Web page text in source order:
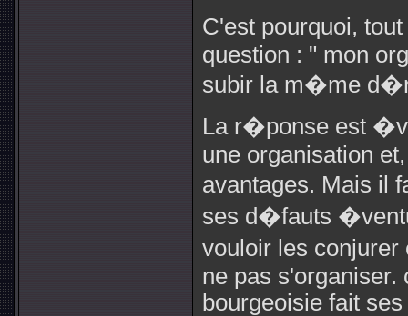
C'est pourquoi,
question : " mon
subir la m�me
La r�ponse est
une organisation
avantages. Mais il
ses d�fauts
vouloir les
ne pas s'organiser.
bourgeoisie fait